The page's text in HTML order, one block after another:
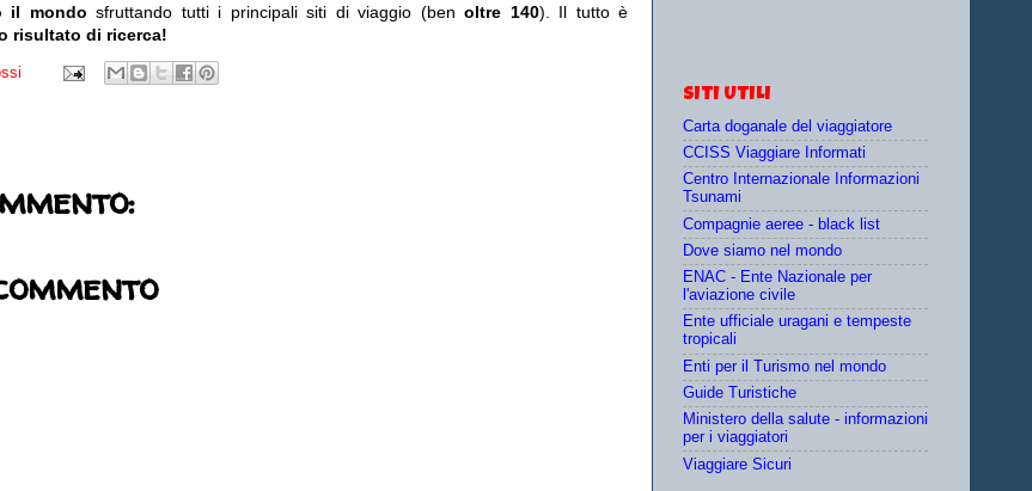
il mondo sfruttando tutti i principali siti di viaggio (benoltre 140). Il tutto è
risultato di ricerca!
SITI UTILI
Carta doganale del viaggiatore
CCISS Viaggiare Informati
Centro Internazionale Informazioni
Tsunami
Compagnie aeree - black list
Dove siamo nel mondo
ENAC - Ente Nazionale per
l'aviazione civile
Ente ufficiale uragani e tempeste
tropicali
Enti per il Turismo nel mondo
Guide Turistiche
Ministero della salute - informazioni
per i viaggiatori
Viaggiare Sicuri